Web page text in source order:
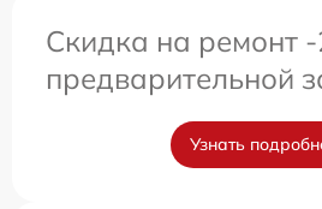
Скидка на ремонт
предварительной
Узнать